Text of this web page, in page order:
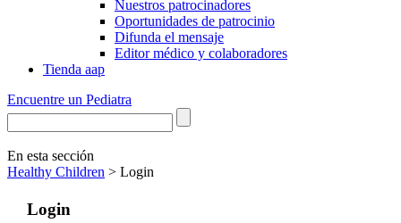
Nuestros patrocinadores
Oportunidades de patrocinio
Difunda el mensaje
Editor médico y colaboradores
Tienda aap
Encuentre un Pediatra
En esta sección
Healthy Children > Login
Login